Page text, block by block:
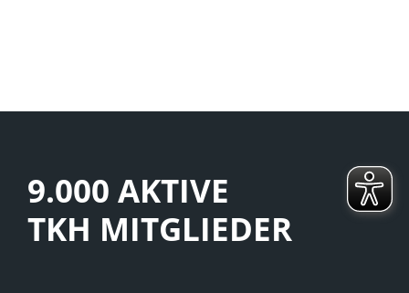
9.000 AKTIVE
TKH MITGLIEDER